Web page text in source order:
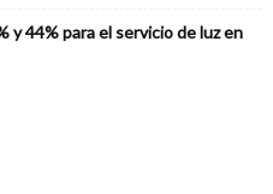
y 44% para el servicio de luz en